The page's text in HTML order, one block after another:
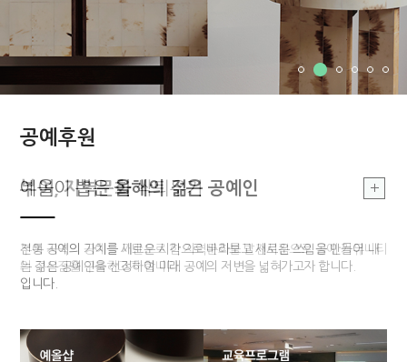
공예후원
부여, 지역문화싹틔우기
부여 지역의 공예를 기반으로 한 지역문화를 발전시킴으로 공예 커뮤니티
의 구심점을 구축하고자 합니다.
예올이 뽑은올해의 장인
전통적 기법과 기능을 구현할 수 있고 개방적 사고를 가지고 있는 장인 한
분을 매년 선정하여 작품개발 및 판매까지 전 과정을 함께하는 후원 사업
입니다.
예올이 뽑은올해의 젊은 공예인
전통 공예의 가치를 새로운 시각으로 바라보고 새로운 쓰임을 만들어 내
는 젊은 공예인을 선정하여 미래 공예의 저변을 넓혀가고자 합니다.
부여, 지역문화싹틔우기
부여 지역의 공예를 기반으로 한 지역문화를 발전시킴으로 공예 커뮤니티
의 구심점을 구축하고자 합니다.
올해의 장인